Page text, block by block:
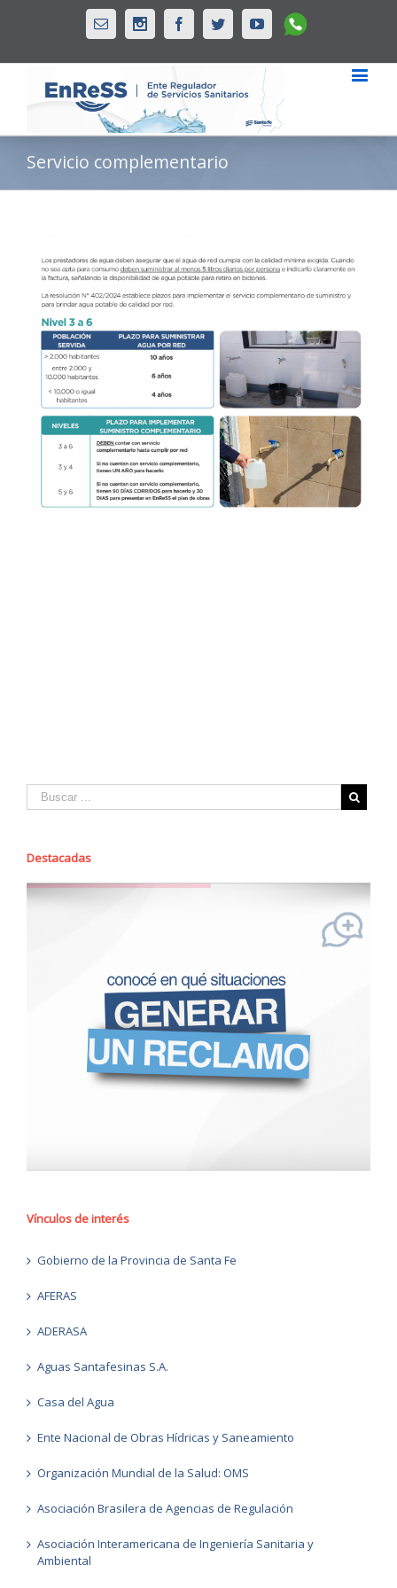
Email InstagramFacebookTwitterYoutubeWhatsapp
Servicio complementario
Destacadas
Vínculos de interés
Gobierno de la Provincia de Santa Fe
AFERAS
ADERASA
Aguas Santafesinas S.A.
Casa del Agua
Ente Nacional de Obras Hídricas y Saneamiento
Organización Mundial de la Salud: OMS
Asociación Brasilera de Agencias de Regulación
Asociación Interamericana de Ingeniería Sanitaria y
Ambiental